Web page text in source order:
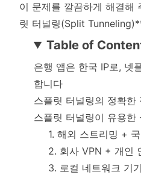
이 문제를 깔끔하게 해결해
릿 터널링(Split
Table of
은행 앱은 한국 IP로, 넷
합니다
스플릿 터널링의 정확한
스플릿 터널링이 유용한
1. 해외 스트리밍 +
2. 회사 VPN + 개인
3. 로컬 네트워크 기